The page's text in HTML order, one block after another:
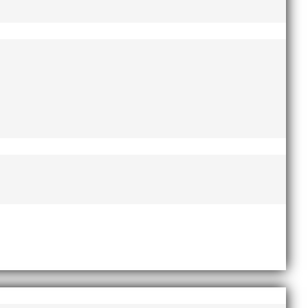
nyårsafton. Formen är enkel, ett eller två varv
största friidrottsföreningar? Malmö